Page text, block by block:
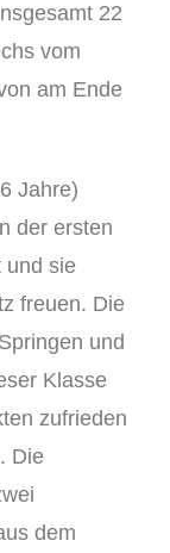
22
vom
am Ende
Jahre)
der ersten
und sie
freuen. Die
und
Klasse
zufrieden
Die
dem